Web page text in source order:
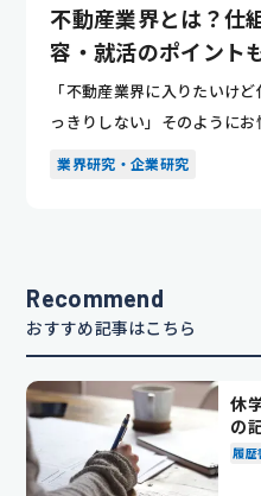
不動産業界とは？仕
容・就活のポイント
「不動産業界に入りたいけ
っきりしない」そのようにお
不動産業界...
業界研究・企業研究
Recommend
おすすめ記事はこちら
休
の
方
履歴